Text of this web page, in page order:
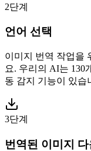
2단계
언어 선택
이미지 번역 작업을
요. 우리의 AI는 130
동 감지 기능이 있습
3단계
번역된 이미지